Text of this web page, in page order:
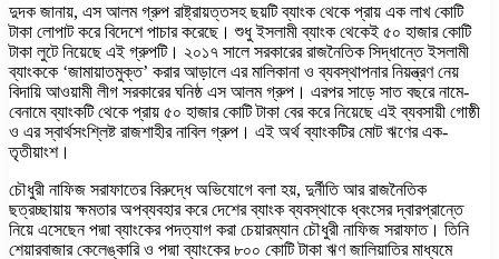
দুদক জানায়, এস আলম গ্রুপ রাষ্ট্রায়ত্তসহ ছয়টি ব্যাংক থেকে প্রায় এক লাখ কোটি
টাকা লোপাট করে বিদেশে পাচার করেছে। শুধু ইসলামী ব্যাংক থেকেই ৫০ হাজার কোটি
টাকা লুটে নিয়েছে এই গ্রুপটি। ২০১৭ সালে সরকারের রাজনৈতিক সিদ্ধান্তে ইসলামী
ব্যাংককে ‘জামায়াতমুক্ত’ করার আড়ালে এর মালিকানা ও ব্যবস্থাপনার নিয়ন্ত্রণ নেয়
বিদায়ি আওয়ামী লীগ সরকারের ঘনিষ্ঠ এস আলম গ্রুপ। এরপর সাড়ে সাত বছরে নামে-
বেনামে ব্যাংকটি থেকে প্রায় ৫০ হাজার কোটি টাকা বের করে নিয়েছে এই ব্যবসায়ী গোষ্ঠী
ও এর স্বার্থসংশ্লিষ্ট রাজশাহীর নাবিল গ্রুপ। এই অর্থ ব্যাংকটির মোট ঋণের এক-
তৃতীয়াংশ।
চৌধুরী নাফিজ সরাফাতের বিরুদ্ধে অভিযোগে বলা হয়, দুর্নীতি আর রাজনৈতিক
ছত্রচ্ছায়ায় ক্ষমতার অপব্যবহার করে দেশের ব্যাংক ব্যবস্থাকে ধ্বংসের দ্বারপ্রান্তে
নিয়ে এসেছেন পদ্মা ব্যাংকের পদত্যাগ করা চেয়ারম্যান চৌধুরী নাফিজ সরাফাত। তিনি
শেয়ারবাজার কেলেঙ্কারি ও পদ্মা ব্যাংকের ৮০০ কোটি টাকা ঋণ জালিয়াতির মাধ্যমে